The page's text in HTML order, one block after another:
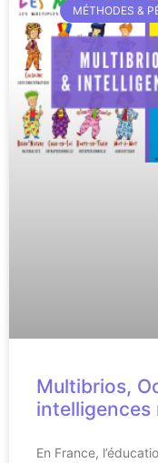
MÉTHODES &
Multibrios,
intelligences
En France,